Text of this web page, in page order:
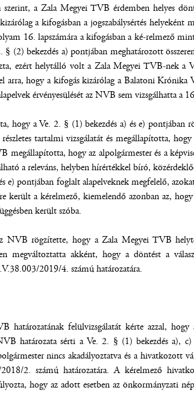
a Zala Megyei TVB érdemben helyes
a kifogásban a jogszabálysértés
16. lapszámára a kifogásban a ké-relmező
§ (2) bekezdés a) pontjában meghatározott
ezért helytálló volt a Zala Megyei TVB-nek
arra, hogy a kifogás kizárólag a Balatoni Krónika
érvényesülését az NVB sem vizsgálhatta a
hogy a Ve. 2. § (1) bekezdés a) és e)
tartalmi vizsgálatát és megállapította,
hogy az alpolgármester és a
a releváns, helyben hírértékkel bíró,
e) pontjában foglalt alapelveknek megfelelő,
került a kérelmező, kiemelendő azonban az,
került szóba.
NVB rögzítette, hogy a Zala Megyei TVB
megváltoztatta akként, hogy a döntést a
2019/4. számú határozatára.
határozatának felülvizsgálatát kérte azzal,
határozata sérti a Ve. 2. § (1) bekezdés a),
nincs akadályoztatva és a hivatkozott
2. számú határozatára. A kérelmező
hogy az adott esetben az önkormányzati